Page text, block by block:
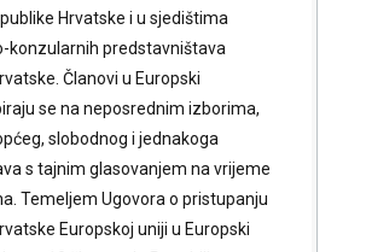
Hrvatske i u sjedištima
konzularnih predstavništava
Članovi u Europski
se na neposrednim izborima,
slobodnog i jednakoga
s tajnim glasovanjem na vrijeme
Temeljem Ugovora o pristupanju
Europskoj uniji u Europski